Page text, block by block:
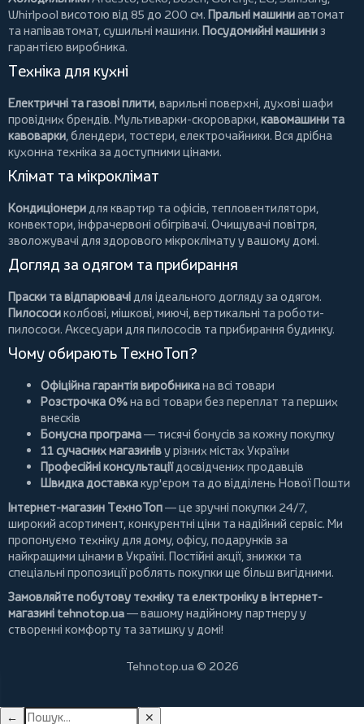
Whirlpool висотою від 85 до 200 см. Пральні машиниавтомат
та напівавтомат,сушильні машини. Посудомийні машиниз
гарантією виробника.
Техніка для кухні
Електричні та газові плити, варильні поверхні, духові шафи
провідних брендів. Мультиварки-скороварки,кавомашини та
кавоварки,блендери, тостери,електрочайники. Вся дрібна
кухонна техніка за доступними цінами.
Клімат та мікроклімат
Кондиціонеридля квартир та офісів, тепловентилятори,
конвектори,інфрачервоні обігрівачі. Очищувачі повітря,
зволожувачі для здорового мікроклімату у вашому домі.
Догляд за одягом та прибирання
Праски та відпарювачідля ідеального догляду за одягом.
Пилососиколбові,мішкові,миючі,вертикальні тароботи-
пилососи. Аксесуари для пилососів та прибирання будинку.
Чому обирають ТехноТоп?
Офіційна гарантія виробникана всі товари
Розстрочка 0%на всі товари без переплат та перших
внесків
Бонусна програма— тисячі бонусів за кожну покупку
11 сучасних магазиніву різних містах України
Професійні консультаціїдосвідчених продавців
Швидка доставкакур'єром та до відділень Нової Пошти
Інтернет-магазин ТехноТоп— це зручні покупки 24/7,
широкий асортимент, конкурентні ціни та надійний сервіс. Ми
пропонуємо техніку для дому, офісу, подарунків за
найкращими цінами в Україні. Постійні акції, знижки та
спеціальні пропозиції роблять покупки ще більш вигідними.
Замовляйте побутову техніку та електроніку в інтернет-
магазині tehnotop.ua— вашому надійному партнеру у
створенні комфорту та затишку у домі!
Tehnotop.ua © 2026
← ✕